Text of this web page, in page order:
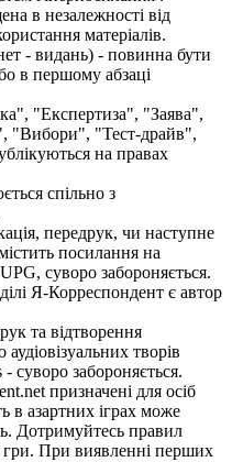
в незалежності від
матеріалів.
- видань) - повинна бути
в першому абзаці
"Експертиза", "Заява",
"Вибори", "Тест-драйв",
на правах
спільно з
передрук, чи наступне
посилання на
суворо забороняється.
Я-Корреспондент є автор
та відтворення
творів
суворо забороняється.
призначені для осіб
в азартних іграх може
Дотримуйтесь правил
гри. При виявленні перших